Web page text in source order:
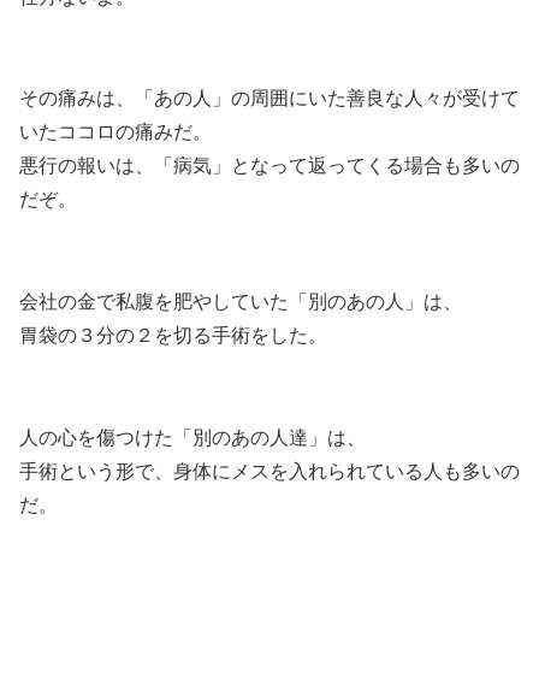
その痛みは、「あの人」の周囲にいた善良な人々が受けて
いたココロの痛みだ。
悪行の報いは、「病気」となって返ってくる場合も多いの
だぞ。
会社の金で私腹を肥やしていた「別のあの人」は、
胃袋の３分の２を切る手術をした。
人の心を傷つけた「別のあの人達」は、
手術という形で、身体にメスを入れられている人も多いの
だ。